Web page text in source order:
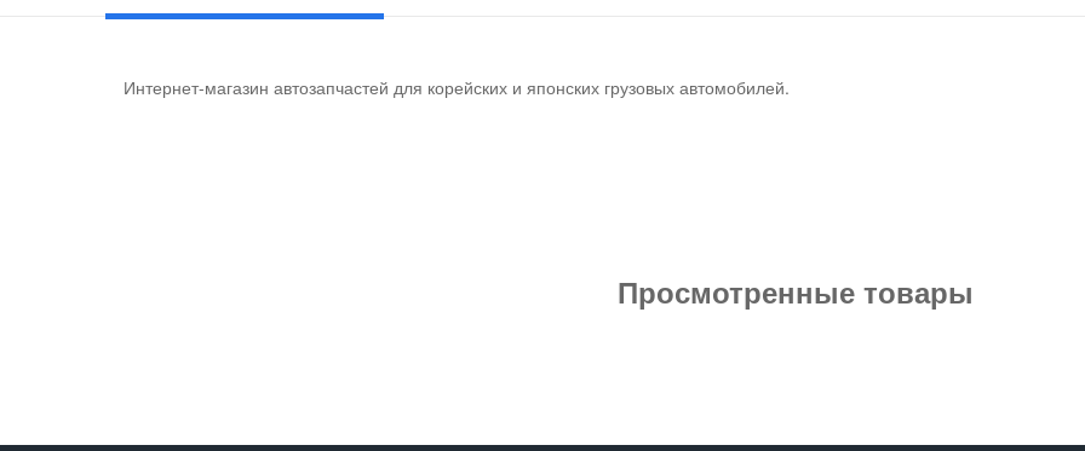
Интернет-магазин автозапчастей для корейских и японских грузовых автомобилей.
Просмотренные товары